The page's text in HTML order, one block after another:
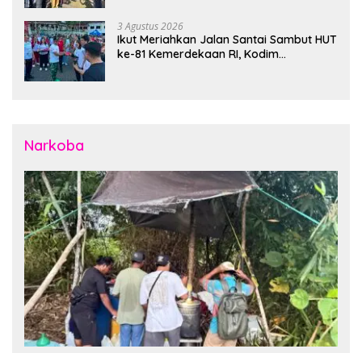
3 Agustus 2026
Ikut Meriahkan Jalan Santai Sambut HUT
ke-81 Kemerdekaan RI, Kodim
Narkoba